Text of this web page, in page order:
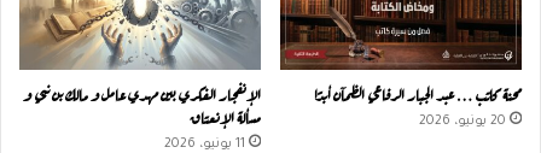
محنة كاتب … عبد الجبار الرفاعي الظمآن أبدًا
20 يونيو، 2026
الإنفجار الفكري بين مهدي عامل و مالك بن نبي و
مسألة الإنعتاق
11 يونيو، 2026